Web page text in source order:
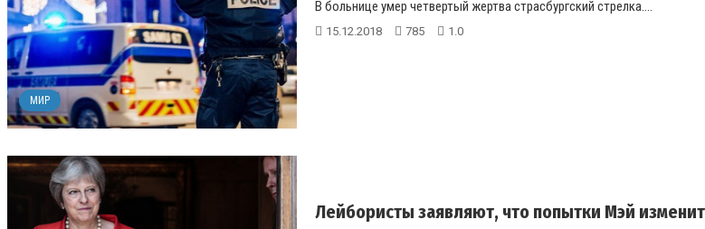
МИР
В больнице умер четвертый жертва страсбургский стрелка....
15.12.2018 785 1.0
Лейбористы заявляют, что попытки Мэй